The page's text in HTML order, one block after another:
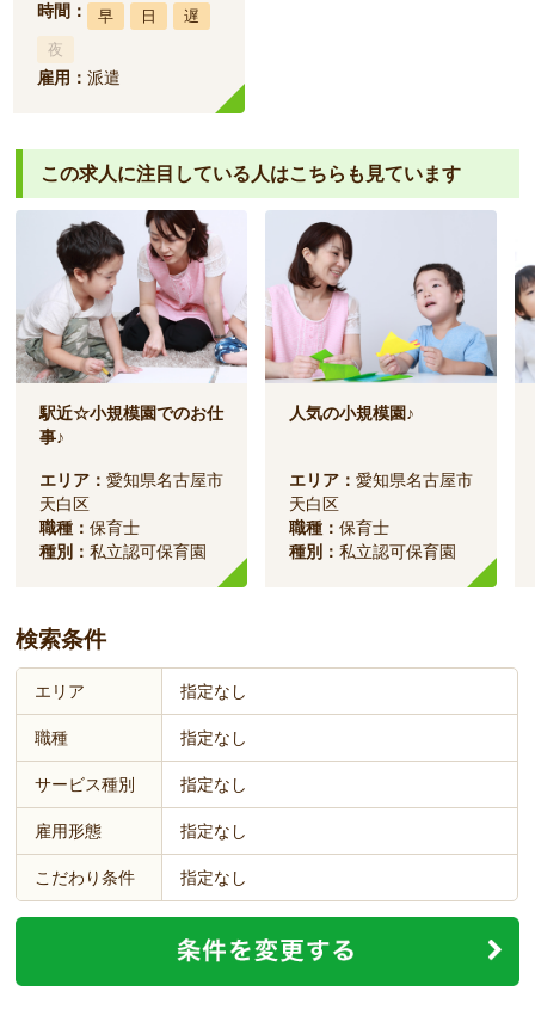
時間：
早 日
遅
夜
雇用： 派遣
この求人に注目している人はこちらも見ています
駅近☆小規模園でのお仕
事♪
エリア：愛知県名古屋市
天白区
職種：保育士
種別：私立認可保育園
人気の小規模園♪
エリア：愛知県名古屋市
天白区
職種：保育士
種別：私立認可保育園
検索条件
エリア 指定なし
職種 指定なし
サービス種別 指定なし
雇用形態 指定なし
こだわり条件 指定なし